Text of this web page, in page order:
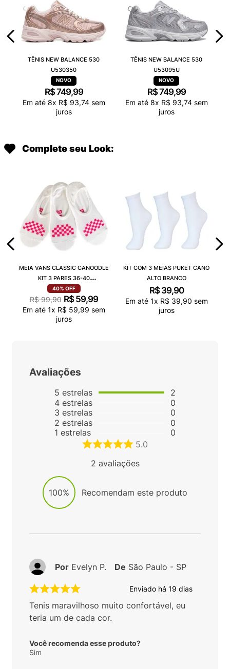
TÊNIS NEW BALANCE 530
U530350
R$749,99
Em até 8x R$ 93,74sem
juros
TÊNIS NEW BALANCE 530
U53095U
R$749,99
Em até 8x R$ 93,74sem
juros
Complete seu Look:
MEIA VANS CLASSIC CANOODLE
KIT 3 PARES 36-40
VN000QCAJU4
40% OFF
R$ 99,90 R$ 59,99
Em até 1x R$ 59,99 sem
juros
KIT COM 3 MEIAS PUKET CANO
ALTO BRANCO
R$ 39,90
Em até 1x R$ 39,90 sem
juros
Avaliações
5 estrelas
4 estrelas
3 estrelas
2 estrelas
1 estrelas
2
0
0
0
0
5.0
2 avaliações
100% Recomendam este produto
Enviado há 19 dias
Tenis maravilhoso muito confortável, eu
teria um de cada cor.
Você recomenda esse produto?
Sim
Por Evelyn P. De São Paulo - SP